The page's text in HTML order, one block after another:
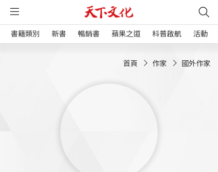
書籍類別 新書 暢銷書 蘋果之道 科普啟航 活動
首頁 作家 國外作家